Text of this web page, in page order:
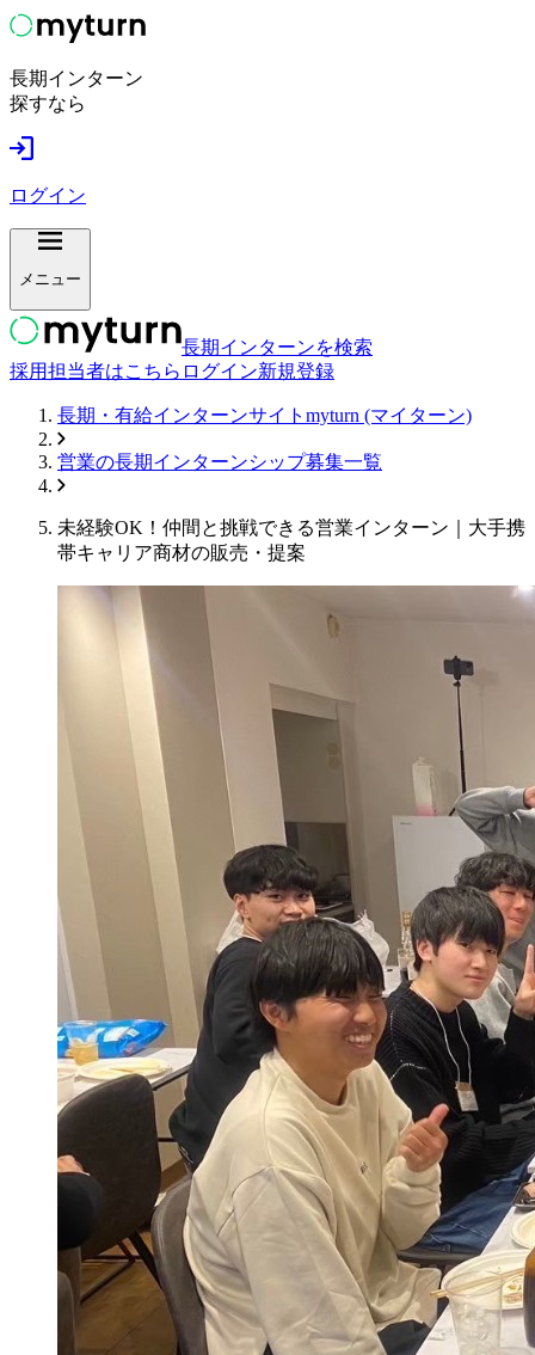
長期インターン
探すなら
ログイン
メニュー
長期インターンを検索
採用担当者はこちら ログイン新規登録
長期・有給インターンサイトmyturn (マイターン)
営業の長期インターンシップ募集一覧
未経験OK！仲間と挑戦できる営業インターン｜大手携
帯キャリア商材の販売・提案